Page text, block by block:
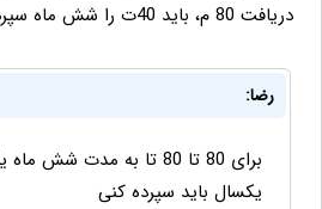
دریافت 80 م، باید 40ت را شش ماه سپرده کنیم؟
رضا:
یکسال باید سپرده کنی